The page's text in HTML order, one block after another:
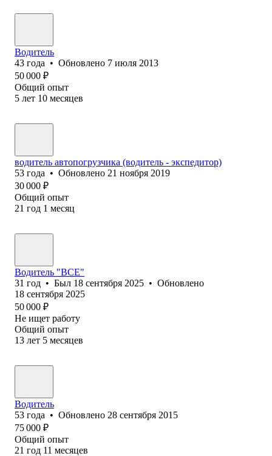
Водитель
43 года • Обновлено 7 июля 2013
50 000 ₽
Общий опыт
5 лет 10 месяцев
водитель автопогрузчика (водитель - экспедитор)
53 года • Обновлено 21 ноября 2019
30 000 ₽
Общий опыт
21 год 1 месяц
Водитель "BCE"
31 год • Был 18 сентября 2025 • Обновлено
18 сентября 2025
50 000 ₽
Не ищет работу
Общий опыт
13 лет 5 месяцев
Водитель
53 года • Обновлено 28 сентября 2015
75 000 ₽
Общий опыт
21 год 11 месяцев